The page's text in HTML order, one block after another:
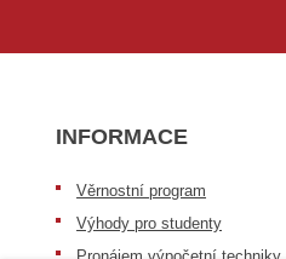
INFORMACE
Věrnostní program
Výhody pro studenty